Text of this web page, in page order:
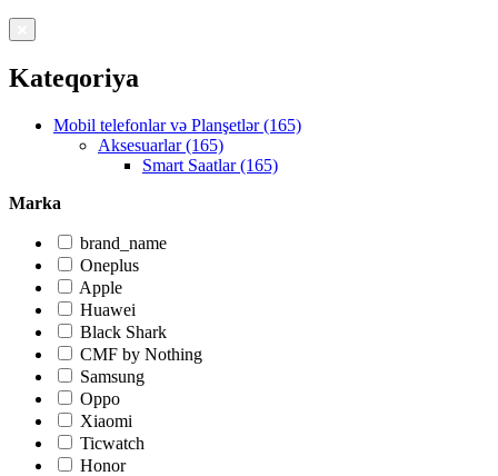
Kateqoriya
Mobil telefonlar və Planşetlər (165)
Aksesuarlar (165)
Smart Saatlar (165)
Marka
brand_name
Oneplus
Apple
Huawei
Black Shark
CMF by Nothing
Samsung
Oppo
Xiaomi
Ticwatch
Honor